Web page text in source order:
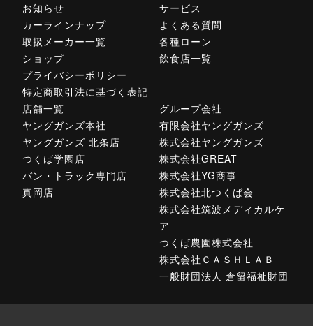
お知らせ
カーラインナップ
取扱メーカー一覧
ショップ
プライバシーポリシー
特定商取引法に基づく表記
サービス
よくある質問
各種ローン
飲食店一覧
店舗一覧
ヤングガンズ本社
ヤングガンズ 北条店
つくば学園店
バン・トラック専門店
真岡店
グループ会社
有限会社ヤングガンズ
株式会社ヤングガンズ
株式会社GREAT
株式会社YG商事
株式会社北つくば会
株式会社筑波メディカルケ
ア
つくば農園株式会社
株式会社ＣＡＳＨＬＡＢ
一般財団法人 倉留福祉財団